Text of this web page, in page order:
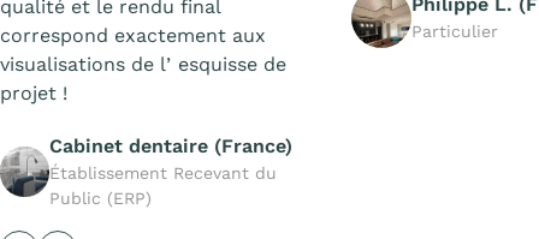
qualité et le rendu final
correspond exactement aux
visualisations de lʼesquisse de
projet !
Cabinet dentaire (France)
Établissement Recevant du
Public (ERP)
Philippe L.
Particulier